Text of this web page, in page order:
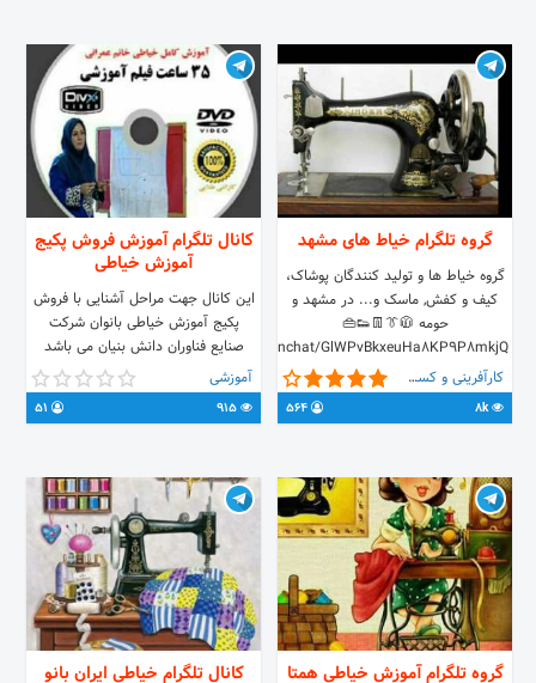
گروه تلگرام خیاط های مشهد
گروه خیاط ها و تولید کنندگان پوشاک،
کیف و کفش, ماسک و... در مشهد و
حومه 🧥👔👖👟👜
https://t.me/joinchat/GlWPvBkxeuHa8KP9P8mkjQ
کارآفرینی و کسب و کار
8k
کانال تلگرام آموزش فروش پکیج
آموزش خیاطی
این کانال جهت مراحل آشنایی با فروش
پکیج آموزش خیاطی بانوان شرکت
صنایع فناوران دانش بنیان می باشد
آموزشی
گروه تلگرام آموزش خياطي همتا کانال تلگرام خیاطی ایران بانو